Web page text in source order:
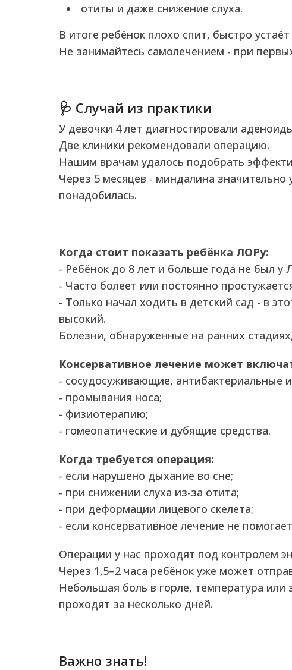
отиты и даже снижение слуха.
В итоге ребёнок плохо спит, быстро
Не занимайтесь самолечением - при
🩺 Случай из практики
У девочки 4 лет диагностировали
Две клиники рекомендовали операцию.
Нашим врачам удалось подобрать
Через 5 месяцев - миндалина
понадобилась.
Когда стоит показать ребёнка ЛОРу:
- Ребёнок до 8 лет и больше года не был у
- Часто болеет или постоянно
- Только начал ходить в детский сад - в
высокий.
Болезни, обнаруженные на ранних
Консервативное лечение может
- сосудосуживающие, антибактериальные
- промывания носа;
- физиотерапию;
- гомеопатические и дубящие средства.
Когда требуется операция:
- если нарушено дыхание во сне;
- при снижении слуха из-за отита;
- при деформации лицевого скелета;
- если консервативное лечение не
Операции у нас проходят под контролем
Через 1,5–2 часа ребёнок уже может
Небольшая боль в горле, температура
проходят за несколько дней.
Важно знать!